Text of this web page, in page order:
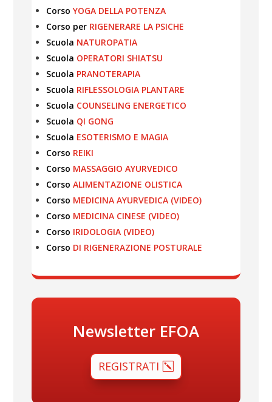
Corso YOGA DELLA POTENZA
Corso per RIGENERARE LA PSICHE
Scuola NATUROPATIA
Scuola OPERATORI SHIATSU
Scuola PRANOTERAPIA
Scuola RIFLESSOLOGIA PLANTARE
Scuola COUNSELING ENERGETICO
Scuola QI GONG
Scuola ESOTERISMO E MAGIA
Corso REIKI
Corso MASSAGGIO AYURVEDICO
Corso ALIMENTAZIONE OLISTICA
Corso MEDICINA AYURVEDICA (VIDEO)
Corso MEDICINA CINESE (VIDEO)
Corso IRIDOLOGIA (VIDEO)
Corso DI RIGENERAZIONE POSTURALE
Newsletter EFOA
REGISTRATI